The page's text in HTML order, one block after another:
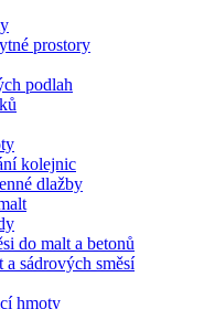
prostory
podlah
kolejnic
dlažby
do malt a betonů
a sádrových směsí
hmoty